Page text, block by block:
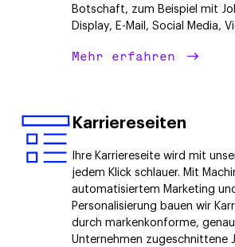
Botschaft, zum Beispiel mit
Display, E-Mail, Social Media,
Mehr erfahren
Karriereseiten
Ihre Karriereseite wird mit
jedem Klick schlauer. Mit
automatisiertem Marketing
Personalisierung bauen wir
durch markenkonforme,
Unternehmen zugeschnittene